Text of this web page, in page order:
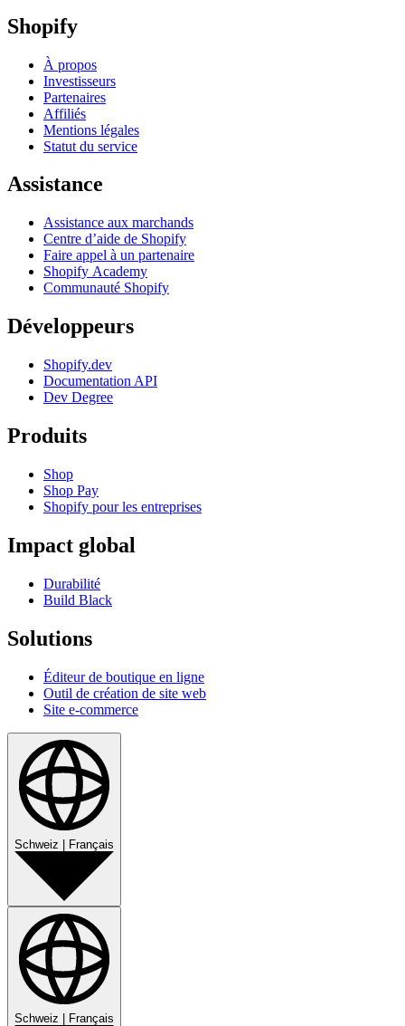
Shopify
À propos
Investisseurs
Partenaires
Affiliés
Mentions légales
Statut du service
Assistance
Assistance aux marchands
Centre d’aide de Shopify
Faire appel à un partenaire
Shopify Academy
Communauté Shopify
Développeurs
Shopify.dev
Documentation API
Dev Degree
Produits
Shop
Shop Pay
Shopify pour les entreprises
Impact global
Durabilité
Build Black
Solutions
Éditeur de boutique en ligne
Outil de création de site web
Site e-commerce
Schweiz | Français
Schweiz | Français